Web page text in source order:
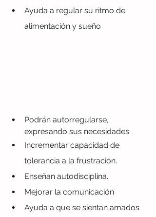
Ayuda a regular su ritmo de
alimentación y sueño
Podrán autorregularse,
expresando sus necesidades
Incrementar capacidad de
tolerancia a la frustración.
Enseñan autodisciplina.
Mejorar la comunicación
Ayuda a que se sientan amados